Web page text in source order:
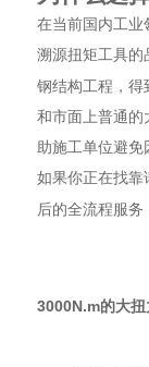
在当前国内工业
溯源扭矩工具的
钢结构工程，得
和市面上普通的
助施工单位避免
如果你正在找靠
后的全流程服务
3000N.m的大